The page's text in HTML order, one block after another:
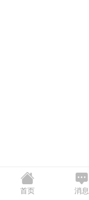
首页 消息